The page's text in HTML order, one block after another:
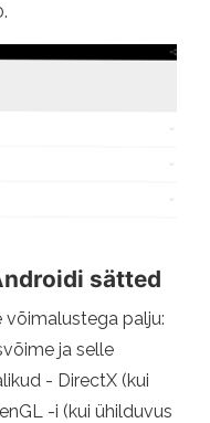
sätted
palju:
ja selle
- DirectX (kui
-i (kui ühilduvus